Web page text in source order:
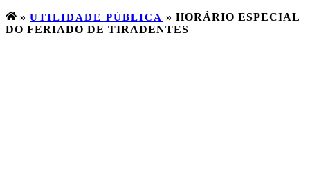
» UTILIDADE PÚBLICA » HORÁRIO ESPECIAL
DO FERIADO DE TIRADENTES